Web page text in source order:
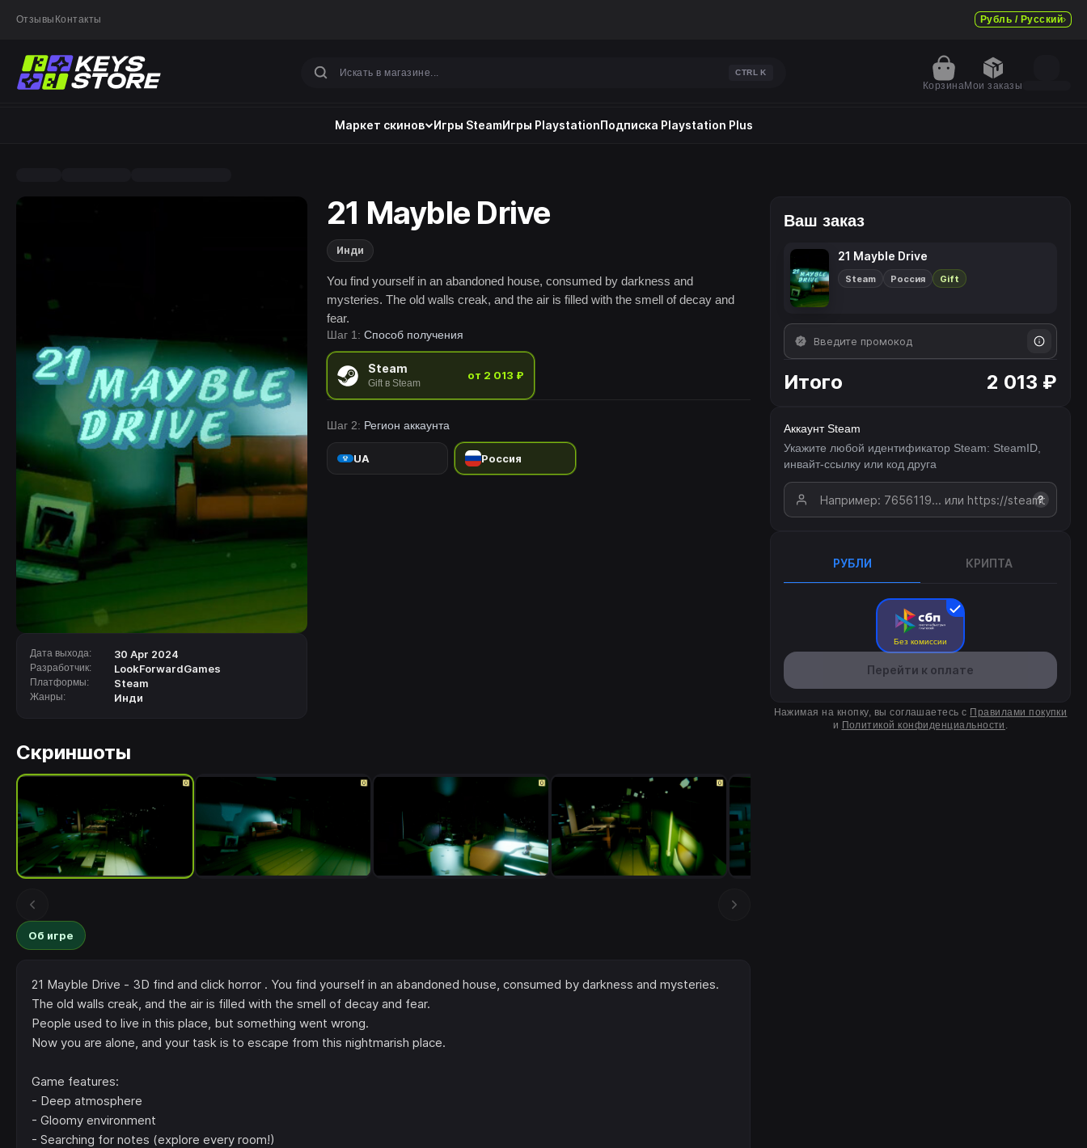
Отзывы Контакты Рубль / Русский
CTRL K
КорзинаМои заказы
Маркет скинов Игры SteamИгры PlaystationПодписка Playstation Plus
Дата выхода: 30 Apr 2024
Разработчик: LookForwardGames
Платформы: Steam
Жанры: Инди
21 Mayble Drive
Инди
You find yourself in an abandoned house, consumed by darkness and
mysteries. The old walls creak, and the air is filled with the smell of decay and
fear.
Шаг 1: Способ получения
Steam
Gift в Steam
от 2 013 ₽
Шаг 2: Регион аккаунта
UA Россия
Ваш заказ
21 Mayble Drive
Steam Россия Gift
Итого 2 013 ₽
Аккаунт Steam
Укажите любой идентификатор Steam: SteamID,
инвайт-ссылку или код друга
?
РУБЛИ КРИПТА
Без комиссии
Перейти к оплате
Нажимая на кнопку, вы соглашаетесь с Правилами покупки
и Политикой конфиденциальности .
Скриншоты
Об игре
21 Mayble Drive - 3D find and click horror . You find yourself in an abandoned house, consumed by darkness and mysteries.
The old walls creak, and the air is filled with the smell of decay and fear.
People used to live in this place, but something went wrong.
Now you are alone, and your task is to escape from this nightmarish place.
Game features:
- Deep atmosphere
- Gloomy environment
- Searching for notes (explore every room!)